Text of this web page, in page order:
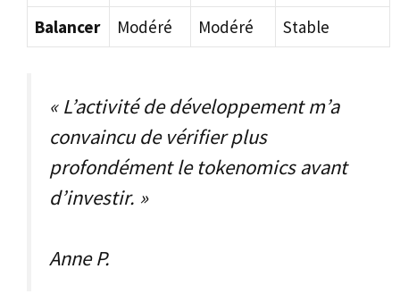
Balancer Modéré Modéré Stable
« L’activité de développement m’a
convaincu de vérifier plus
profondément le tokenomics avant
d’investir. »
Anne P.